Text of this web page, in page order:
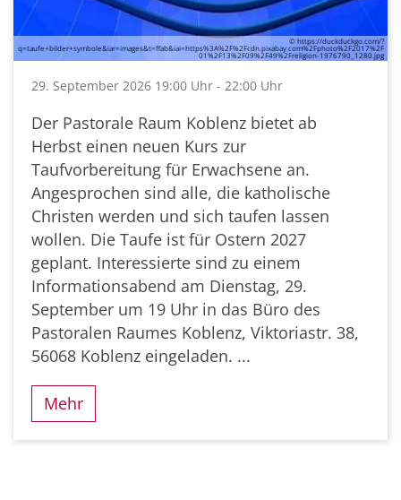
© https://duckduckgo.com/?
q=taufe+bilder+symbole&iar=images&t=ffab&iai=https%3A%2F%2Fcdn.pixabay.com%2Fphoto%2F2017%2F
01%2F13%2F09%2F49%2Freligion-1976790_1280.jpg
29. September 2026 19:00 Uhr - 22:00 Uhr
Der Pastorale Raum Koblenz bietet ab
Herbst einen neuen Kurs zur
Taufvorbereitung für Erwachsene an.
Angesprochen sind alle, die katholische
Christen werden und sich taufen lassen
wollen. Die Taufe ist für Ostern 2027
geplant. Interessierte sind zu einem
Informationsabend am Dienstag, 29.
September um 19 Uhr in das Büro des
Pastoralen Raumes Koblenz, Viktoriastr. 38,
56068 Koblenz eingeladen. ...
Mehr